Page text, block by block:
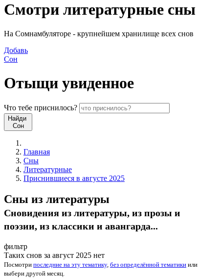
Смотри литературные сны
На Сомнамбуляторе - крупнейшем хранилище всех снов
Добавь
Сон
Отыщи увиденное
Что тебе приснилось?
Найди
Сон
Главная
Сны
Литературные
Приснившиеся в августе 2025
Сны из литературы
Сновидения из литературы, из прозы и
поэзии, из классики и авангарда...
фильтр
Таких снов за август 2025 нет
Посмотри последние на эту тематику, без определённой тематики или
выбери другой месяц